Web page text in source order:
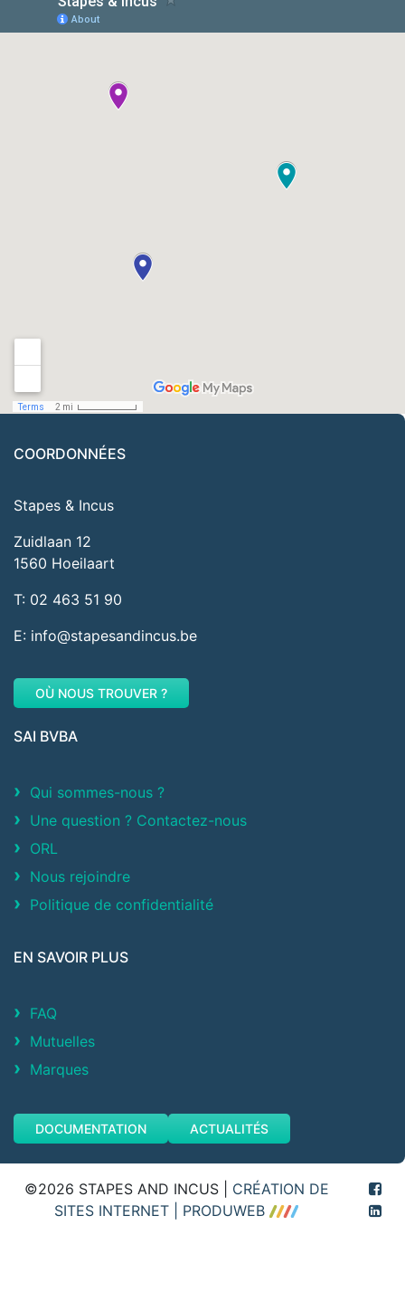
COORDONNÉES
Stapes & Incus
Zuidlaan 12
1560 Hoeilaart
T: 02 463 51 90
E: info@stapesandincus.be
OÙ NOUS TROUVER ?
SAI BVBA
Qui sommes-nous ?
Une question ? Contactez-nous
ORL
Nous rejoindre
Politique de confidentialité
EN SAVOIR PLUS
FAQ
Mutuelles
Marques
DOCUMENTATION ACTUALITÉS
©2026 STAPES AND INCUS | CRÉATION DE
SITES INTERNET | PRODUWEB